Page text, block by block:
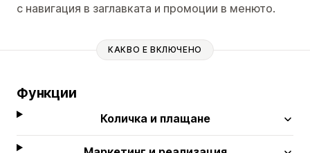
с навигация в заглавката и промоции в менюто.
КАКВО Е ВКЛЮЧЕНО
Функции
Количка и плащане